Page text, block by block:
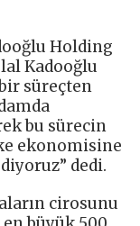
Holding
Kadooğlu
süreçten
bu sürecin
ekonomisine
dedi.
cirosunu